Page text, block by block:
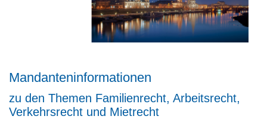
Mandanteninformationen
zu den Themen Familienrecht, Arbeitsrecht,
Verkehrsrecht und Mietrecht